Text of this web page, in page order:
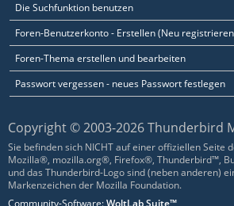
Die Suchfunktion benutzen
Foren-Benutzerkonto - Erstellen (Neu
Foren-Thema erstellen und bearbeiten
Passwort vergessen - neues Passwort festlegen
Copyright © 2003-2026 Thunderbird
Sie befinden sich NICHT auf einer offiziellen Seite
Mozilla®, mozilla.org®, Firefox®, Thunderbird™,
und das Thunderbird-Logo sind (neben anderen)
Markenzeichen der Mozilla Foundation.